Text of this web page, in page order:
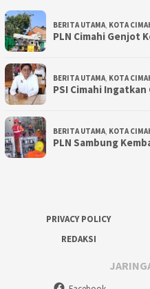
BERITA UTAMA, KOTA
PLN Cimahi Genjot
BERITA UTAMA, KOTA
PSI Cimahi
BERITA UTAMA, KOTA
PLN Sambung
PRIVACY POLICY
REDAKSI